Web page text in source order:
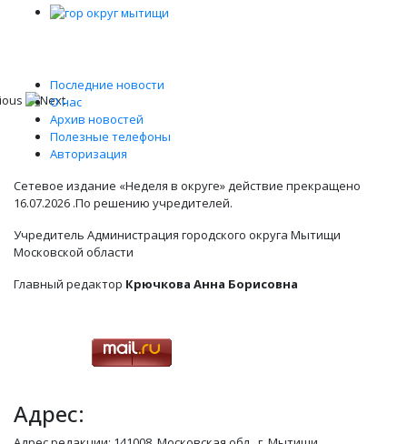
Последние новости
О нас
Архив новостей
Полезные телефоны
Авторизация
Сетевое издание «Неделя в округе» действие прекращено
16.07.2026 .По решению учредителей.
Учредитель Администрация городского округа Мытищи
Московской области
Главный редактор Крючкова Анна Борисовна
Адрес: